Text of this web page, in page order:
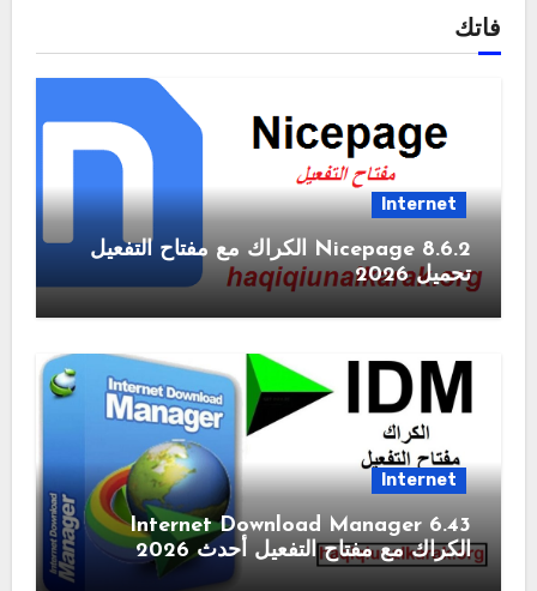
فاتك
Internet
Nicepage 8.6.2 الكراك مع مفتاح التفعيل
تحميل 2026
Internet
6.43 Internet Download Manager
الكراك مع مفتاح التفعيل أحدث 2026